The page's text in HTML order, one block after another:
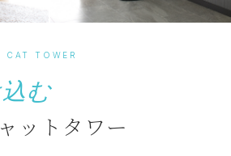
CAT TOWER
む
ットタワー